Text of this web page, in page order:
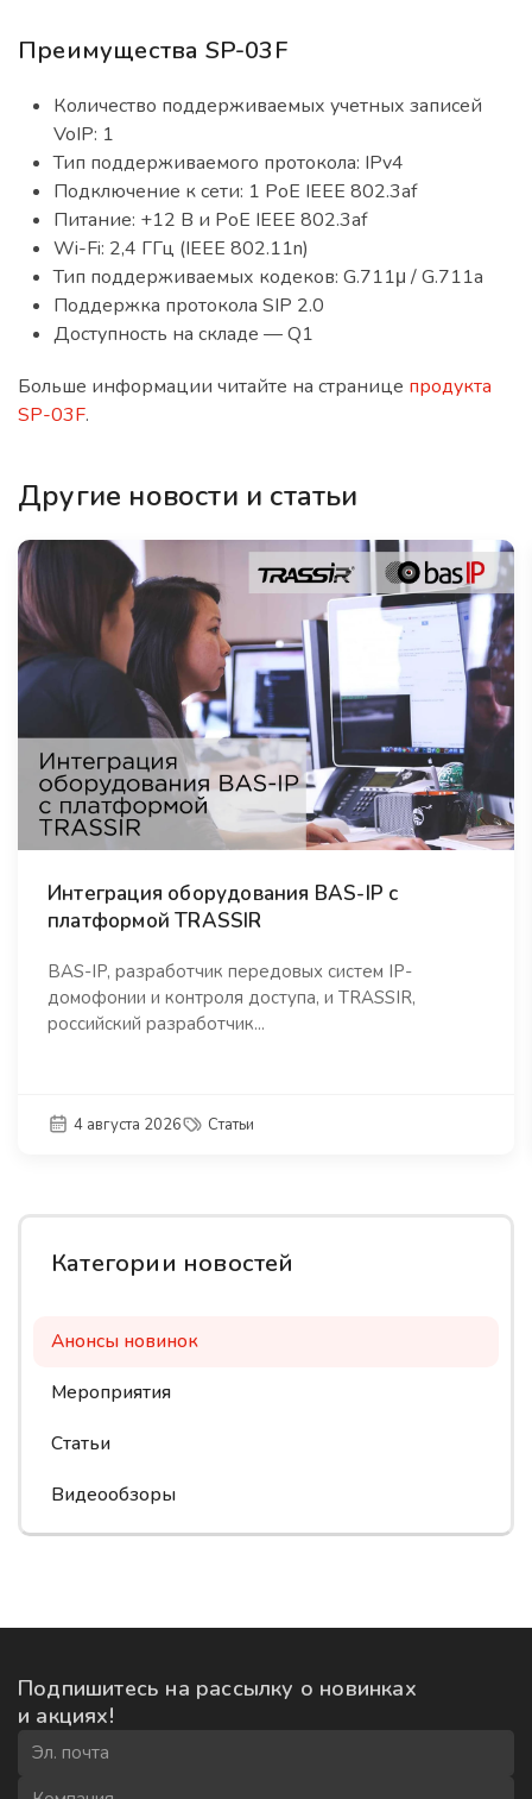
Преимущества SP-03F
Количество поддерживаемых учетных записей
VoIP: 1
Тип поддерживаемого протокола: IPv4
Подключение к сети: 1 PoE IEEE 802.3af
Питание: +12 В и PoE IEEE 802.3af
Wi-Fi: 2,4 ГГц (IEEE 802.11n)
Тип поддерживаемых кодеков: G.711μ / G.711a
Поддержка протокола SIP 2.0
Доступность на складе — Q1
Больше информации читайте на странице продукта
SP-03F.
Другие новости и статьи
Интеграция оборудования BAS-IP с
платформой TRASSIR
BAS-IP, разработчик передовых систем IP-
домофонии и контроля доступа, и TRASSIR,
российский разработчик...
4 августа 2026 Статьи
Категории новостей
Анонсы новинок
Мероприятия
Статьи
Видеообзоры
Подпишитесь на рассылку о новинках
и акциях!